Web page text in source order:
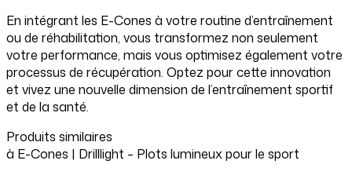
En intégrant les E-Cones à votre routine d’entraînement
ou de réhabilitation, vous transformez non seulement
votre performance, mais vous optimisez également votre
processus de récupération. Optez pour cette innovation
et vivez une nouvelle dimension de l’entraînement sportif
et de la santé.
Produits similaires
à E-Cones | Drilllight – Plots lumineux pour le sport